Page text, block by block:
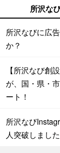
所沢な
所沢なびに広
か？
【所沢なび創
が、国・県・
ート！
所沢なび
人突破しました